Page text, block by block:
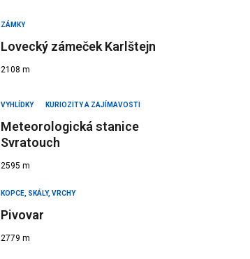
ZÁMKY
Lovecký zámeček Karlštejn
2108 m
VYHLÍDKY KURIOZITY A ZAJÍMAVOSTI
Meteorologická stanice
Svratouch
2595 m
KOPCE, SKÁLY, VRCHY
Pivovar
2779 m